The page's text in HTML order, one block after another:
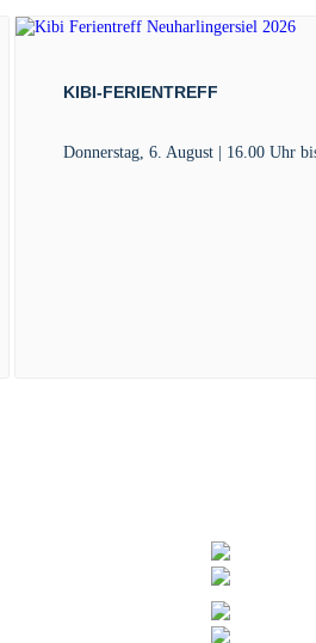
KIBI-FERIENTREFF
Donnerstag, 6. August | 16.00 Uhr